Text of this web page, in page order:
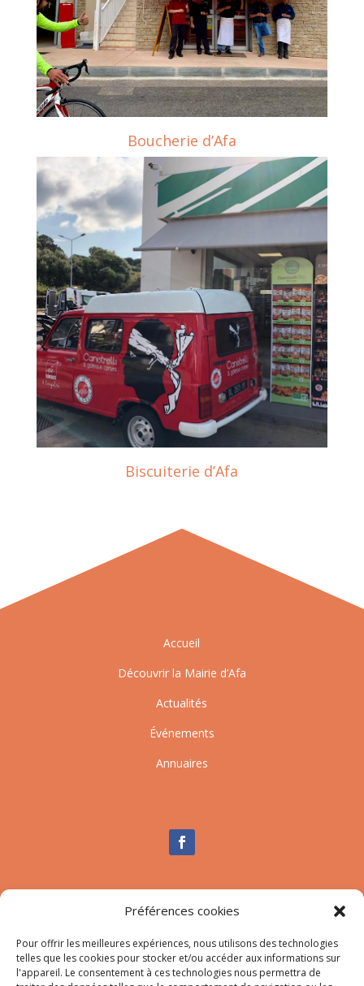
Préférences cookies
Pour offrir les meilleures expériences, nous utilisons des technologies
telles que les cookies pour stocker et/ou accéder aux informations sur
l'appareil. Le consentement à ces technologies nous permettra de
Boucherie d’Afa
Biscuiterie d’Afa
Accueil
Découvrir la Mairie d’Afa
Actualités
Événements
Annuaires
Nous contacter
Mail:secretariat-mairie@afa.corsica